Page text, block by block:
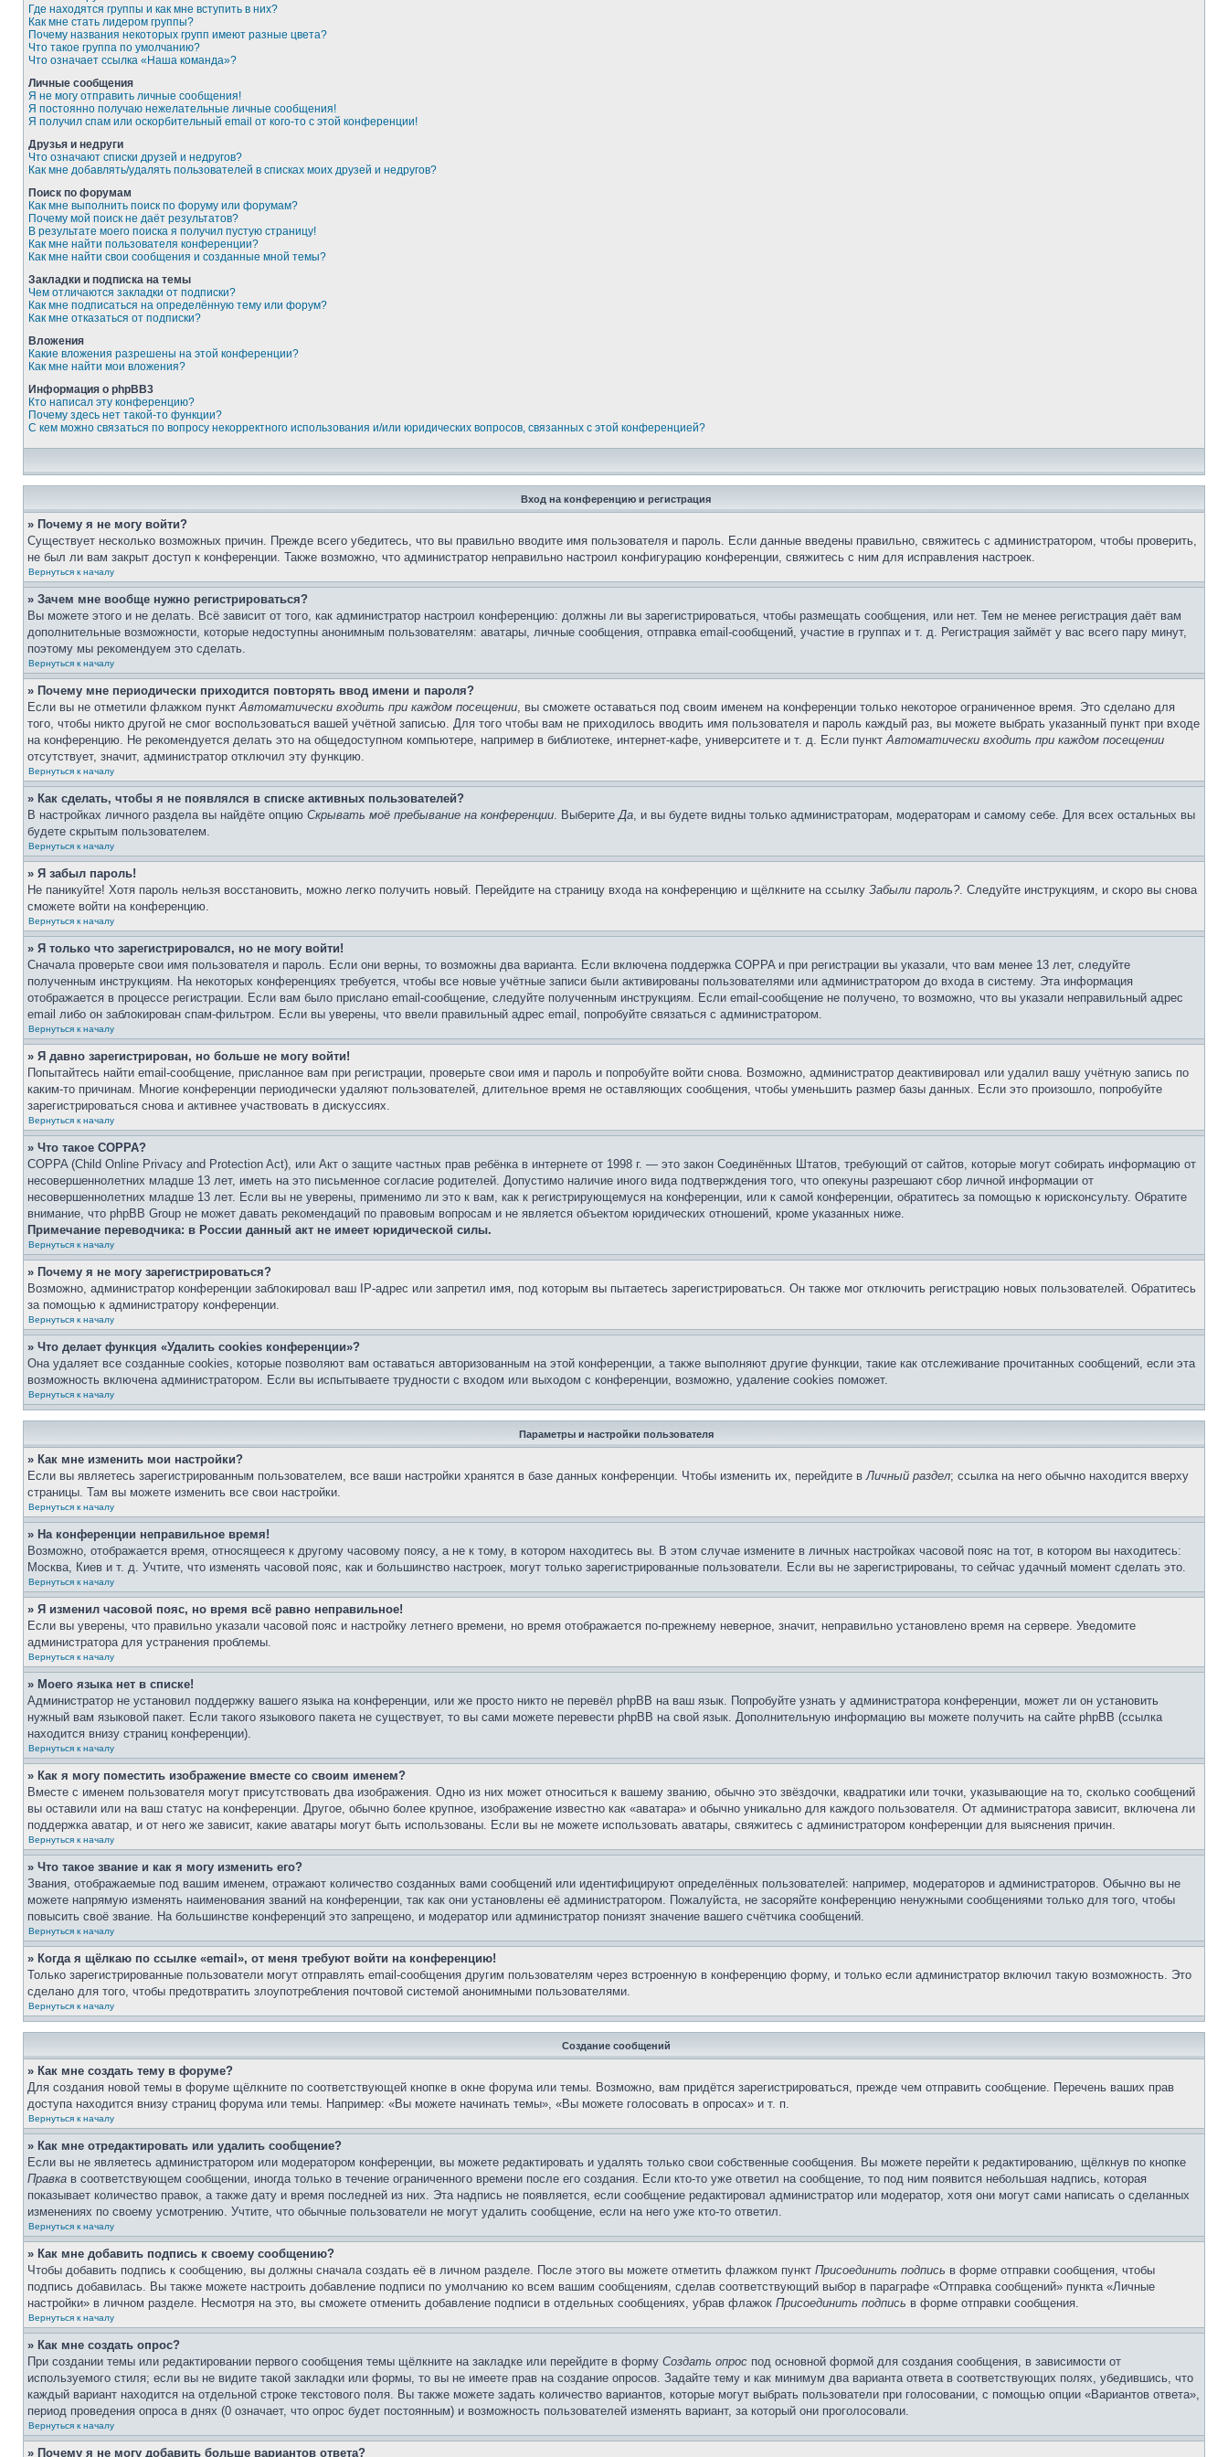
Где находятся группы и как мне вступить в них?
Как мне стать лидером группы?
Почему названия некоторых групп имеют разные цвета?
Что такое группа по умолчанию?
Что означает ссылка «Наша команда»?
Личные сообщения
Я не могу отправить личные сообщения!
Я постоянно получаю нежелательные личные сообщения!
Я получил спам или оскорбительный email от кого-то с этой конференции!
Друзья и недруги
Что означают списки друзей и недругов?
Как мне добавлять/удалять пользователей в списках моих друзей и недругов?
Поиск по форумам
Как мне выполнить поиск по форуму или форумам?
Почему мой поиск не даёт результатов?
В результате моего поиска я получил пустую страницу!
Как мне найти пользователя конференции?
Как мне найти свои сообщения и созданные мной темы?
Закладки и подписка на темы
Чем отличаются закладки от подписки?
Как мне подписаться на определённую тему или форум?
Как мне отказаться от подписки?
Вложения
Какие вложения разрешены на этой конференции?
Как мне найти мои вложения?
Информация о phpBB3
Кто написал эту конференцию?
Почему здесь нет такой-то функции?
С кем можно связаться по вопросу некорректного использования и/или юридических вопросов, связанных с этой конференцией?
Вход на конференцию и регистрация
» Почему я не могу войти?
Существует несколько возможных причин. Прежде всего убедитесь, что вы правильно вводите имя пользователя и пароль. Если данные введены правильно, свяжитесь с администратором, чтобы проверить,
не был ли вам закрыт доступ к конференции. Также возможно, что администратор неправильно настроил конфигурацию конференции, свяжитесь с ним для исправления настроек.
Вернуться к началу
» Зачем мне вообще нужно регистрироваться?
Вы можете этого и не делать. Всё зависит от того, как администратор настроил конференцию: должны ли вы зарегистрироваться, чтобы размещать сообщения, или нет. Тем не менее регистрация даёт вам
дополнительные возможности, которые недоступны анонимным пользователям: аватары, личные сообщения, отправка email-сообщений, участие в группах и т. д. Регистрация займёт у вас всего пару минут,
поэтому мы рекомендуем это сделать.
Вернуться к началу
» Почему мне периодически приходится повторять ввод имени и пароля?
Если вы не отметили флажком пунктАвтоматически входить при каждом посещении, вы сможете оставаться под своим именем на конференции только некоторое ограниченное время. Это сделано для
того, чтобы никто другой не смог воспользоваться вашей учётной записью. Для того чтобы вам не приходилось вводить имя пользователя и пароль каждый раз, вы можете выбрать указанный пункт при входе
на конференцию. Не рекомендуется делать это на общедоступном компьютере, например в библиотеке, интернет-кафе, университете и т. д. Если пунктАвтоматически входить при каждом посещении
отсутствует, значит, администратор отключил эту функцию.
Вернуться к началу
» Как сделать, чтобы я не появлялся в списке активных пользователей?
В настройках личного раздела вы найдёте опцию Скрывать моё пребывание на конференции. ВыберитеДа, и вы будете видны только администраторам, модераторам и самому себе. Для всех остальных вы
будете скрытым пользователем.
Вернуться к началу
» Я забыл пароль!
Не паникуйте! Хотя пароль нельзя восстановить, можно легко получить новый. Перейдите на страницу входа на конференцию и щёлкните на ссылку Забыли пароль?. Следуйте инструкциям, и скоро вы снова
сможете войти на конференцию.
Вернуться к началу
» Я только что зарегистрировался, но не могу войти!
Сначала проверьте свои имя пользователя и пароль. Если они верны, то возможны два варианта. Если включена поддержка COPPA и при регистрации вы указали, что вам менее 13 лет, следуйте
полученным инструкциям. На некоторых конференциях требуется, чтобы все новые учётные записи были активированы пользователями или администратором до входа в систему. Эта информация
отображается в процессе регистрации. Если вам было прислано email-сообщение, следуйте полученным инструкциям. Если email-сообщение не получено, то возможно, что вы указали неправильный адрес
email либо он заблокирован спам-фильтром. Если вы уверены, что ввели правильный адрес email, попробуйте связаться с администратором.
Вернуться к началу
» Я давно зарегистрирован, но больше не могу войти!
Попытайтесь найти email-сообщение, присланное вам при регистрации, проверьте свои имя и пароль и попробуйте войти снова. Возможно, администратор деактивировал или удалил вашу учётную запись по
каким-то причинам. Многие конференции периодически удаляют пользователей, длительное время не оставляющих сообщения, чтобы уменьшить размер базы данных. Если это произошло, попробуйте
зарегистрироваться снова и активнее участвовать в дискуссиях.
Вернуться к началу
» Что такое COPPA?
COPPA (Child Online Privacy and Protection Act), или Акт о защите частных прав ребёнка в интернете от 1998 г. — это закон Соединённых Штатов, требующий от сайтов, которые могут собирать информацию от
несовершеннолетних младше 13 лет, иметь на это письменное согласие родителей. Допустимо наличие иного вида подтверждения того, что опекуны разрешают сбор личной информации от
несовершеннолетних младше 13 лет. Если вы не уверены, применимо ли это к вам, как к регистрирующемуся на конференции, или к самой конференции, обратитесь за помощью к юрисконсульту. Обратите
внимание, что phpBB Group не может давать рекомендаций по правовым вопросам и не является объектом юридических отношений, кроме указанных ниже.
Примечание переводчика: в России данный акт не имеет юридической силы.
Вернуться к началу
» Почему я не могу зарегистрироваться?
Возможно, администратор конференции заблокировал ваш IP-адрес или запретил имя, под которым вы пытаетесь зарегистрироваться. Он также мог отключить регистрацию новых пользователей. Обратитесь
за помощью к администратору конференции.
Вернуться к началу
» Что делает функция «Удалить cookies конференции»?
Она удаляет все созданные cookies, которые позволяют вам оставаться авторизованным на этой конференции, а также выполняют другие функции, такие как отслеживание прочитанных сообщений, если эта
возможность включена администратором. Если вы испытываете трудности с входом или выходом с конференции, возможно, удаление cookies поможет.
Вернуться к началу
Параметры и настройки пользователя
» Как мне изменить мои настройки?
Если вы являетесь зарегистрированным пользователем, все ваши настройки хранятся в базе данных конференции. Чтобы изменить их, перейдите вЛичный раздел; ссылка на него обычно находится вверху
страницы. Там вы можете изменить все свои настройки.
Вернуться к началу
» На конференции неправильное время!
Возможно, отображается время, относящееся к другому часовому поясу, а не к тому, в котором находитесь вы. В этом случае измените в личных настройках часовой пояс на тот, в котором вы находитесь:
Москва, Киев и т. д. Учтите, что изменять часовой пояс, как и большинство настроек, могут только зарегистрированные пользователи. Если вы не зарегистрированы, то сейчас удачный момент сделать это.
Вернуться к началу
» Я изменил часовой пояс, но время всё равно неправильное!
Если вы уверены, что правильно указали часовой пояс и настройку летнего времени, но время отображается по-прежнему неверное, значит, неправильно установлено время на сервере. Уведомите
администратора для устранения проблемы.
Вернуться к началу
» Моего языка нет в списке!
Администратор не установил поддержку вашего языка на конференции, или же просто никто не перевёл phpBB на ваш язык. Попробуйте узнать у администратора конференции, может ли он установить
нужный вам языковой пакет. Если такого языкового пакета не существует, то вы сами можете перевести phpBB на свой язык. Дополнительную информацию вы можете получить на сайте phpBB (ссылка
находится внизу страниц конференции).
Вернуться к началу
» Как я могу поместить изображение вместе со своим именем?
Вместе с именем пользователя могут присутствовать два изображения. Одно из них может относиться к вашему званию, обычно это звёздочки, квадратики или точки, указывающие на то, сколько сообщений
вы оставили или на ваш статус на конференции. Другое, обычно более крупное, изображение известно как «аватара» и обычно уникально для каждого пользователя. От администратора зависит, включена ли
поддержка аватар, и от него же зависит, какие аватары могут быть использованы. Если вы не можете использовать аватары, свяжитесь с администратором конференции для выяснения причин.
Вернуться к началу
» Что такое звание и как я могу изменить его?
Звания, отображаемые под вашим именем, отражают количество созданных вами сообщений или идентифицируют определённых пользователей: например, модераторов и администраторов. Обычно вы не
можете напрямую изменять наименования званий на конференции, так как они установлены её администратором. Пожалуйста, не засоряйте конференцию ненужными сообщениями только для того, чтобы
повысить своё звание. На большинстве конференций это запрещено, и модератор или администратор понизят значение вашего счётчика сообщений.
Вернуться к началу
» Когда я щёлкаю по ссылке «email», от меня требуют войти на конференцию!
Только зарегистрированные пользователи могут отправлять email-сообщения другим пользователям через встроенную в конференцию форму, и только если администратор включил такую возможность. Это
сделано для того, чтобы предотвратить злоупотребления почтовой системой анонимными пользователями.
Вернуться к началу
Создание сообщений
» Как мне создать тему в форуме?
Для создания новой темы в форуме щёлкните по соответствующей кнопке в окне форума или темы. Возможно, вам придётся зарегистрироваться, прежде чем отправить сообщение. Перечень ваших прав
доступа находится внизу страниц форума или темы. Например: «Вы можете начинать темы», «Вы можете голосовать в опросах» и т. п.
Вернуться к началу
» Как мне отредактировать или удалить сообщение?
Если вы не являетесь администратором или модератором конференции, вы можете редактировать и удалять только свои собственные сообщения. Вы можете перейти к редактированию, щёлкнув по кнопке
Правка в соответствующем сообщении, иногда только в течение ограниченного времени после его создания. Если кто-то уже ответил на сообщение, то под ним появится небольшая надпись, которая
показывает количество правок, а также дату и время последней из них. Эта надпись не появляется, если сообщение редактировал администратор или модератор, хотя они могут сами написать о сделанных
изменениях по своему усмотрению. Учтите, что обычные пользователи не могут удалить сообщение, если на него уже кто-то ответил.
Вернуться к началу
» Как мне добавить подпись к своему сообщению?
Чтобы добавить подпись к сообщению, вы должны сначала создать её в личном разделе. После этого вы можете отметить флажком пункт Присоединить подпись в форме отправки сообщения, чтобы
подпись добавилась. Вы также можете настроить добавление подписи по умолчанию ко всем вашим сообщениям, сделав соответствующий выбор в параграфе «Отправка сообщений» пункта «Личные
настройки» в личном разделе. Несмотря на это, вы сможете отменить добавление подписи в отдельных сообщениях, убрав флажок Присоединить подпись в форме отправки сообщения.
Вернуться к началу
» Как мне создать опрос?
При создании темы или редактировании первого сообщения темы щёлкните на закладке или перейдите в форму Создать опрос под основной формой для создания сообщения, в зависимости от
используемого стиля; если вы не видите такой закладки или формы, то вы не имеете прав на создание опросов. Задайте тему и как минимум два варианта ответа в соответствующих полях, убедившись, что
каждый вариант находится на отдельной строке текстового поля. Вы также можете задать количество вариантов, которые могут выбрать пользователи при голосовании, с помощью опции «Вариантов ответа»,
период проведения опроса в днях (0 означает, что опрос будет постоянным) и возможность пользователей изменять вариант, за который они проголосовали.
Вернуться к началу
» Почему я не могу добавить больше вариантов ответа?